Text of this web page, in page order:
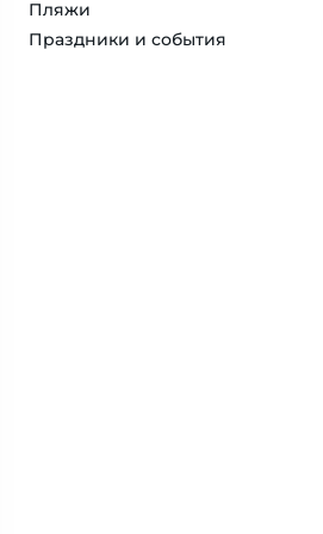
Пляжи
Праздники и события